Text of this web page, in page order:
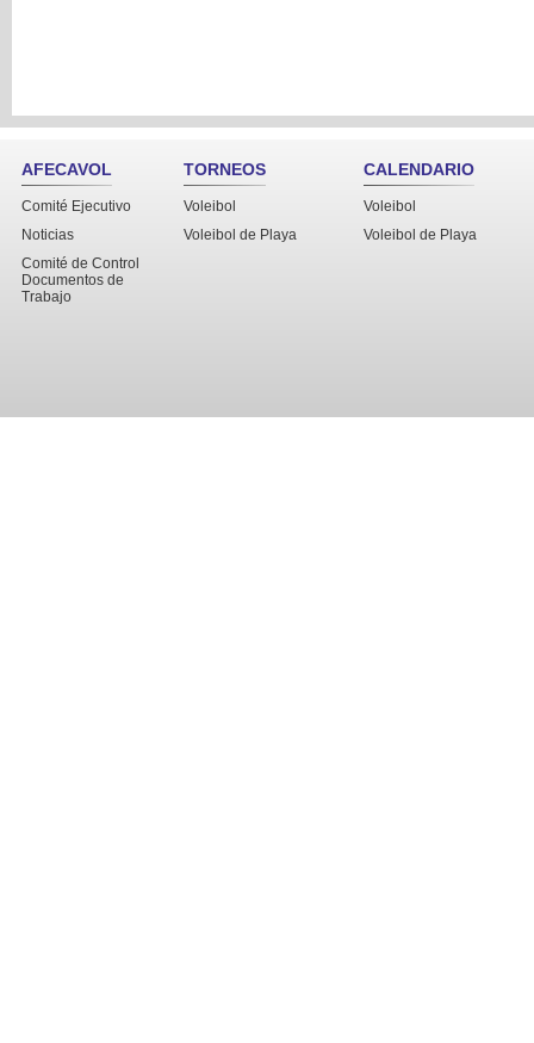
AFECAVOL
Comité Ejecutivo
Noticias
Comité de Control
Documentos de
Trabajo
TORNEOS
Voleibol
Voleibol de Playa
CALENDARIO
Voleibol
Voleibol de Playa